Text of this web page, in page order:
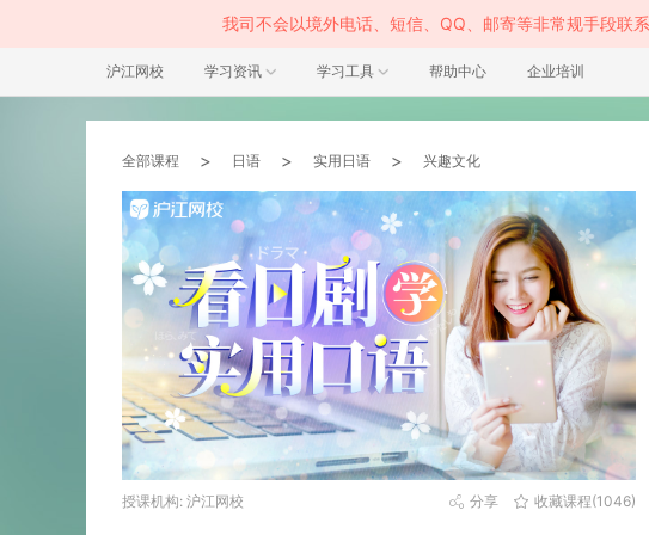
我司不会以境外电话、短信、QQ、邮寄等非常规手段联
沪江网校 学习资讯 学习工具 帮助中心 企业培训
全部课程 > 日语 > 实用日语 > 兴趣文化
授课机构: 沪江网校 分享 收藏课程(1046)